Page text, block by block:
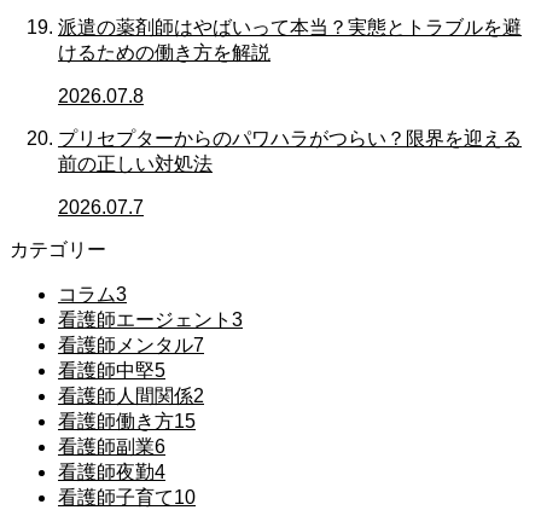
派遣の薬剤師はやばいって本当？実態とトラブルを避
けるための働き方を解説
2026.07.8
プリセプターからのパワハラがつらい？限界を迎える
前の正しい対処法
2026.07.7
カテゴリー
コラム3
看護師エージェント 3
看護師メンタル7
看護師中堅5
看護師人間関係2
看護師働き方15
看護師副業6
看護師夜勤4
看護師子育て10